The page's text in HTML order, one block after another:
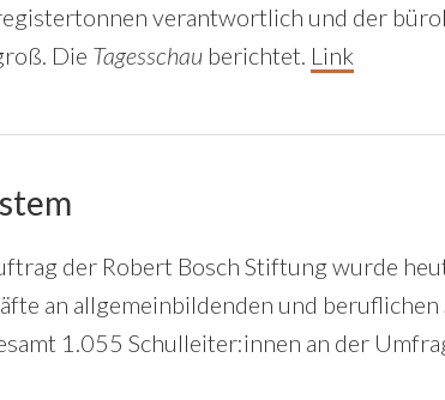
verantwortlich und der
Die Tagesschau berichtet. Link
der Robert Bosch Stiftung wurde
an allgemeinbildenden und beruflichen
1.055 Schulleiter:innen an der